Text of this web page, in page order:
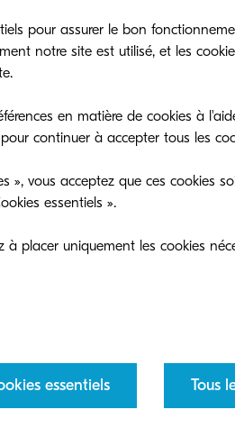
Magenta toner yield 6,000 pages
pour assurer le bon
notre site est utilisé, et les
en matière de cookies à
continuer à accepter tous les
», vous acceptez que ces cookies
essentiels ».
à placer uniquement les cookies
essentiels Tous